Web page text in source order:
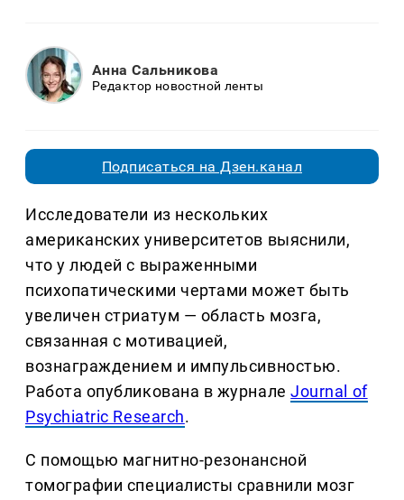
Анна Сальникова
Редактор новостной ленты
Подписаться на Дзен.канал
Исследователи из нескольких
американских университетов выяснили,
что у людей с выраженными
психопатическими чертами может быть
увеличен стриатум — область мозга,
связанная с мотивацией,
вознаграждением и импульсивностью.
Работа опубликована в журналеJournal of
Psychiatric Research.
С помощью магнитно-резонансной
томографии специалисты сравнили мозг